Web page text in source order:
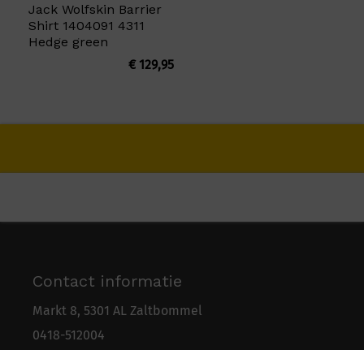
Jack Wolfskin Barrier
Shirt 1404091 4311
Hedge green
€129,95
Contact informatie
Markt 8, 5301 AL Zaltbommel
0418-512004